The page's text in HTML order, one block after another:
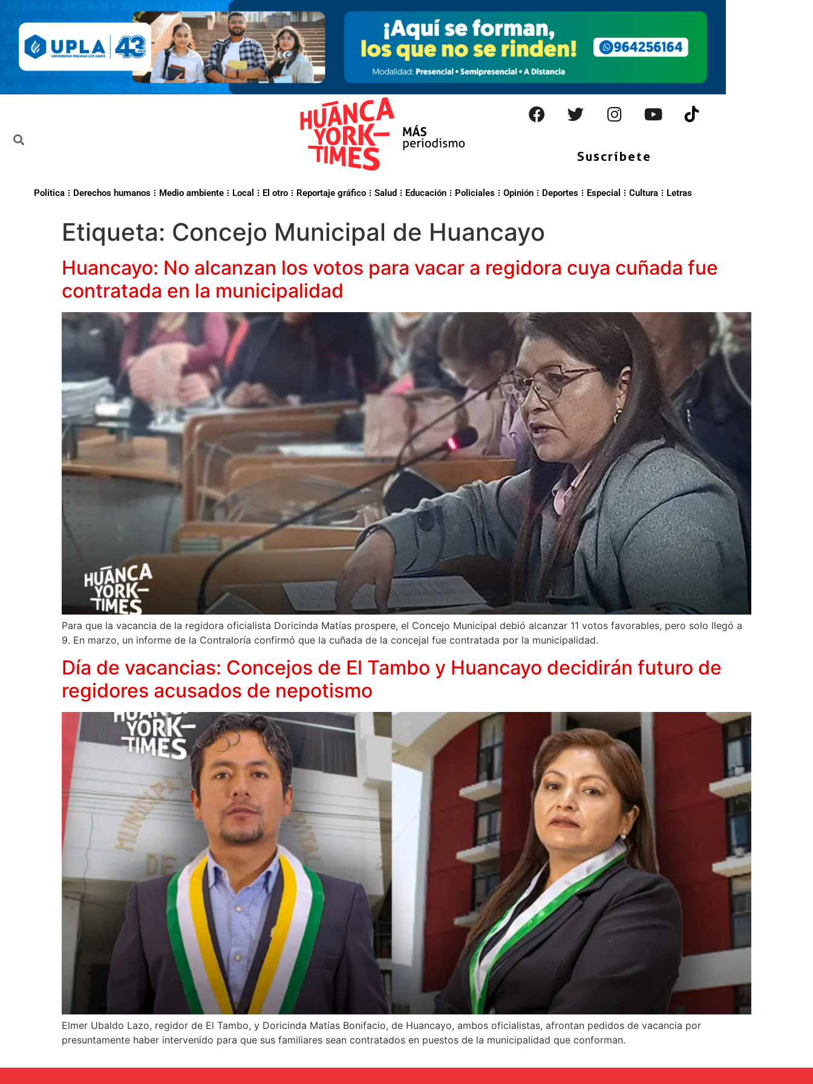
Suscríbete
Política Derechos humanos Medio ambiente Local El otro Reportaje gráfico Salud Educación Policiales Opinión Deportes Especial Cultura Letras
Etiqueta: Concejo Municipal de Huancayo
Huancayo: No alcanzan los votos para vacar a regidora cuya cuñada fue
contratada en la municipalidad
Para que la vacancia de la regidora oficialista Doricinda Matías prospere, el Concejo Municipal debió alcanzar 11 votos favorables, pero solo llegó a
9. En marzo, un informe de la Contraloría confirmó que la cuñada de la concejal fue contratada por la municipalidad.
Día de vacancias: Concejos de El Tambo y Huancayo decidirán futuro de
regidores acusados de nepotismo
Elmer Ubaldo Lazo, regidor de El Tambo, y Doricinda Matías Bonifacio, de Huancayo, ambos oficialistas, afrontan pedidos de vacancia por
presuntamente haber intervenido para que sus familiares sean contratados en puestos de la municipalidad que conforman.